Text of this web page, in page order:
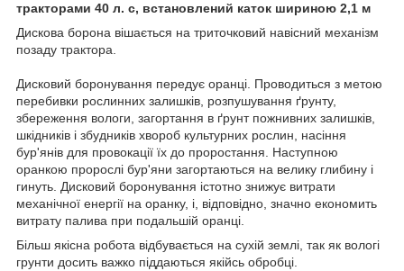
тракторами 40 л. с, встановлений каток шириною 2,1 м
Дискова борона вішається на триточковий навісний механізм
позаду трактора.
Дисковий боронування передує оранці. Проводиться з метою
перебивки рослинних залишків, розпушування ґрунту,
збереження вологи, загортання в ґрунт пожнивних залишків,
шкідників і збудників хвороб культурних рослин, насіння
бур'янів для провокації їх до проростання. Наступною
оранкою пророслі бур'яни загортаються на велику глибину і
гинуть. Дисковий боронування істотно знижує витрати
механічної енергії на оранку, і, відповідно, значно економить
витрату палива при подальшій оранці.
Більш якісна робота відбувається на сухій землі, так як вологі
грунти досить важко піддаються якійсь обробці.